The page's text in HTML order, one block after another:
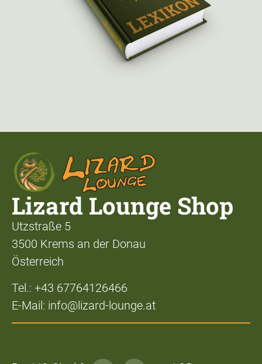
Lizard Lounge Shop
Utzstraße 5
3500 Krems an der Donau
Österreich
Tel.: +43 67764126466
E-Mail: info@lizard-lounge.at